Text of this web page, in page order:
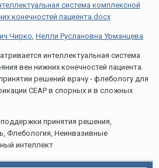
система комплексной
конечностей пациента.docx
Чирко, Нелли Руслановна Урманцева
интеллектуальная система
вен нижних конечностей пациента.
решений врачу - флебологу для
CEAP в спорных и в сложных
принятия решения,
Флебология, Неинвазивные
интеллект